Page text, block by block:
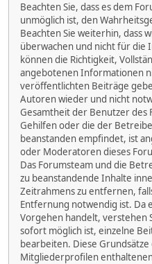
Beachten Sie, dass es dem
unmöglich ist, den
Beachten Sie weiterhin, dass
überwachen und nicht für die
können die Richtigkeit,
angebotenen Informationen
veröffentlichten Beiträge
Autoren wieder und nicht
Gesamtheit der Benutzer des
Gehilfen oder die der
beanstanden empfindet, ist
oder Moderatoren dieses
Das Forumsteam und die
zu beanstandende Inhalte
Zeitrahmens zu entfernen,
Entfernung notwendig ist. Da
Vorgehen handelt, verstehen
sofort möglich ist, einzelne
bearbeiten. Diese
Mitgliederprofilen